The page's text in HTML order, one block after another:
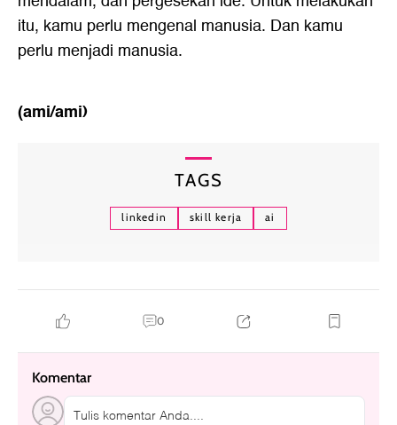
itu, kamu perlu mengenal manusia. Dan kamu
perlu menjadi manusia.
(ami/ami)
TAGS
linkedin skill kerja ai
0
Komentar
Tulis komentar Anda....